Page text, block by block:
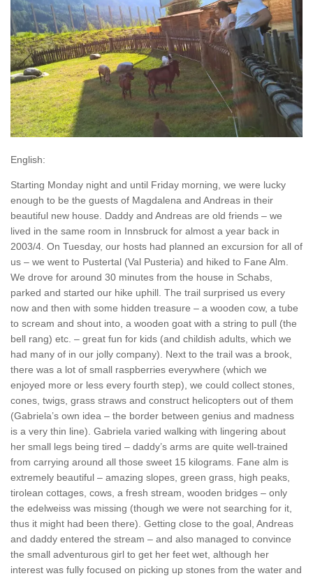
English:
Starting Monday night and until Friday morning, we were lucky
enough to be the guests of Magdalena and Andreas in their
beautiful new house. Daddy and Andreas are old friends – we
lived in the same room in Innsbruck for almost a year back in
2003/4. On Tuesday, our hosts had planned an excursion for all of
us – we went to Pustertal (Val Pusteria) and hiked to Fane Alm.
We drove for around 30 minutes from the house in Schabs,
parked and started our hike uphill. The trail surprised us every
now and then with some hidden treasure – a wooden cow, a tube
to scream and shout into, a wooden goat with a string to pull (the
bell rang) etc. – great fun for kids (and childish adults, which we
had many of in our jolly company). Next to the trail was a brook,
there was a lot of small raspberries everywhere (which we
enjoyed more or less every fourth step), we could collect stones,
cones, twigs, grass straws and construct helicopters out of them
(Gabriela’s own idea – the border between genius and madness
is a very thin line). Gabriela varied walking with lingering about
her small legs being tired – daddy’s arms are quite well-trained
from carrying around all those sweet 15 kilograms. Fane alm is
extremely beautiful – amazing slopes, green grass, high peaks,
tirolean cottages, cows, a fresh stream, wooden bridges – only
the edelweiss was missing (though we were not searching for it,
thus it might had been there). Getting close to the goal, Andreas
and daddy entered the stream – and also managed to convince
the small adventurous girl to get her feet wet, although her
interest was fully focused on picking up stones from the water and